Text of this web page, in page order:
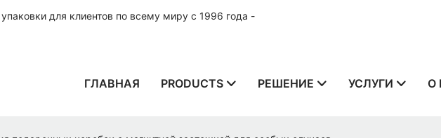
для клиентов по всему миру с 1996 года -
ГЛАВНАЯ PRODUCTS РЕШЕНИЕ УСЛУГИ О